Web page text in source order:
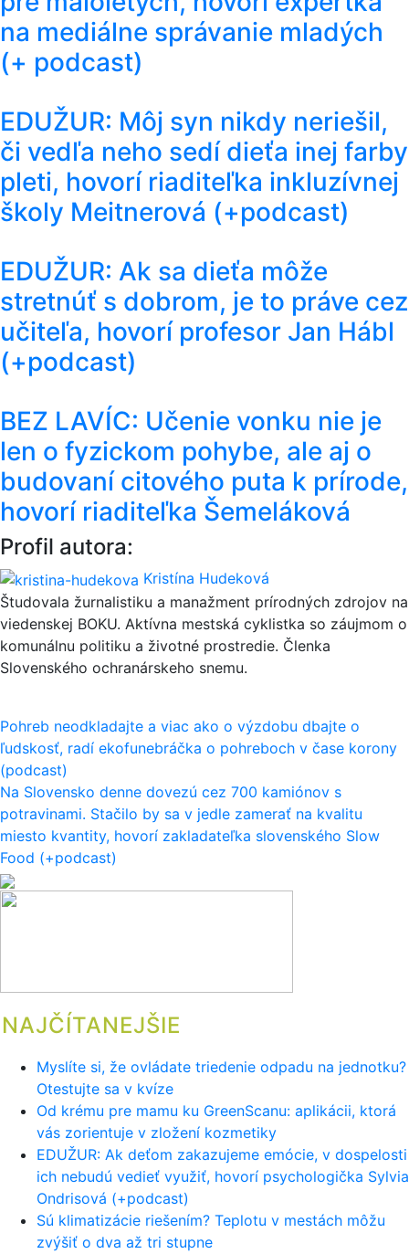
na mediálne správanie mladých
(+ podcast)
EDUŽUR: Môj syn nikdy neriešil,
či vedľa neho sedí dieťa inej farby
pleti, hovorí riaditeľka inkluzívnej
školy Meitnerová (+podcast)
EDUŽUR: Ak sa dieťa môže
stretnúť s dobrom, je to práve cez
učiteľa, hovorí profesor Jan Hábl
(+podcast)
BEZ LAVÍC: Učenie vonku nie je
len o fyzickom pohybe, ale aj o
budovaní citového puta k prírode,
hovorí riaditeľka Šemeláková
Profil autora:
Kristína Hudeková
Študovala žurnalistiku a manažment prírodných zdrojov na
viedenskej BOKU. Aktívna mestská cyklistka so záujmom o
komunálnu politiku a životné prostredie. Členka
Slovenského ochranárskeho snemu.
Navigácia
v
článku
Pohreb neodkladajte a viac ako o výzdobu dbajte o
ľudskosť, radí ekofunebráčka o pohreboch v čase korony
(podcast)
Na Slovensko denne dovezú cez 700 kamiónov s
potravinami. Stačilo by sa v jedle zamerať na kvalitu
miesto kvantity, hovorí zakladateľka slovenského Slow
Food (+podcast)
NAJČÍTANEJŠIE
Myslíte si, že ovládate triedenie odpadu na jednotku?
Otestujte sa v kvíze
Od krému pre mamu ku GreenScanu: aplikácii, ktorá
vás zorientuje v zložení kozmetiky
EDUŽUR: Ak deťom zakazujeme emócie, v dospelosti
ich nebudú vedieť využiť, hovorí psychologička Sylvia
Ondrisová (+podcast)
Sú klimatizácie riešením? Teplotu v mestách môžu
zvýšiť o dva až tri stupne